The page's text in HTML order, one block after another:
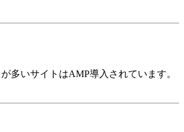
多いサイトはAMP導入されています。